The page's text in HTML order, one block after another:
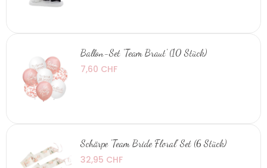
Ballon-Set 'Team Braut' (10 Stück)
7,60 CHF
Schärpe 'Team Bride Floral' Set (6 Stück)
32,95 CHF